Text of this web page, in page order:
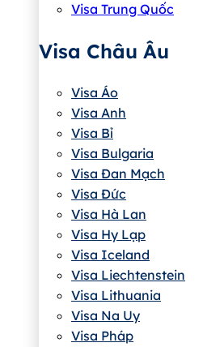
Visa Trung Quốc
Visa Châu Âu
Visa Áo
Visa Anh
Visa Bỉ
Visa Bulgaria
Visa Đan Mạch
Visa Đức
Visa Hà Lan
Visa Hy Lạp
Visa Iceland
Visa Liechtenstein
Visa Lithuania
Visa Na Uy
Visa Pháp